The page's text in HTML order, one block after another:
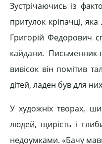
Зустрічаючись із
притулок кріпачці,
Григорій Федорович
кайдани.
вивісок він помітив
дітей, ладен був для
У художніх творах,
людей, щирість і
недоумками. «Бачу